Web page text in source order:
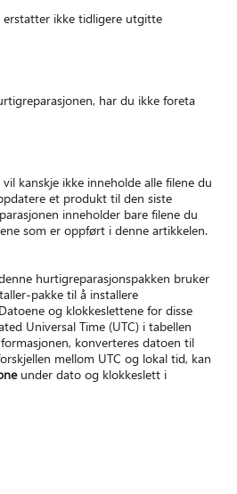
ikke tidligere utgitte
har du ikke foreta
kanskje ikke inneholde alle filene du
et produkt til den siste
inneholder bare filene du
som er oppført i denne artikkelen.
hurtigreparasjonspakken bruker
pakke til å installere
og klokkeslettene for disse
Universal Time (UTC) i tabellen
konverteres datoen til
mellom UTC og lokal tid, kan
under dato og klokkeslett i